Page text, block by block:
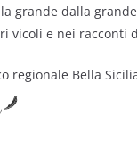
grande dalla
vicoli e nei racconti
Bella